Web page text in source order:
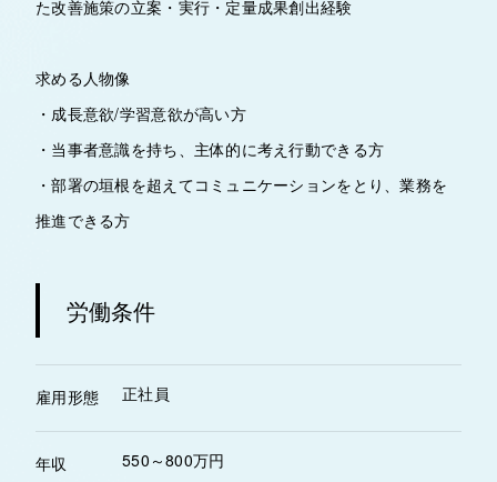
た改善施策の立案・実行・定量成果創出経験
求める人物像
・成長意欲/学習意欲が高い方
・当事者意識を持ち、主体的に考え行動できる方
・部署の垣根を超えてコミュニケーションをとり、業務を
推進できる方
労働条件
雇用形態 正社員
年収 550～800万円